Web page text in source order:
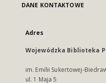
DANE KONTAKTOWE
Adres
Wojewódzka Biblioteka
im. Emilii Sukertowej-
ul. 1 Maja 5